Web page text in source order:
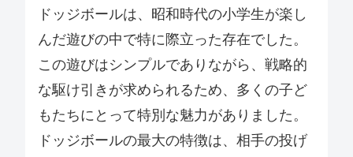
ドッジボールは、昭和時代の小学生が楽し
んだ遊びの中で特に際立った存在でした。
この遊びはシンプルでありながら、戦略的
な駆け引きが求められるため、多くの子ど
もたちにとって特別な魅力がありました。
ドッジボールの最大の特徴は、相手の投げ